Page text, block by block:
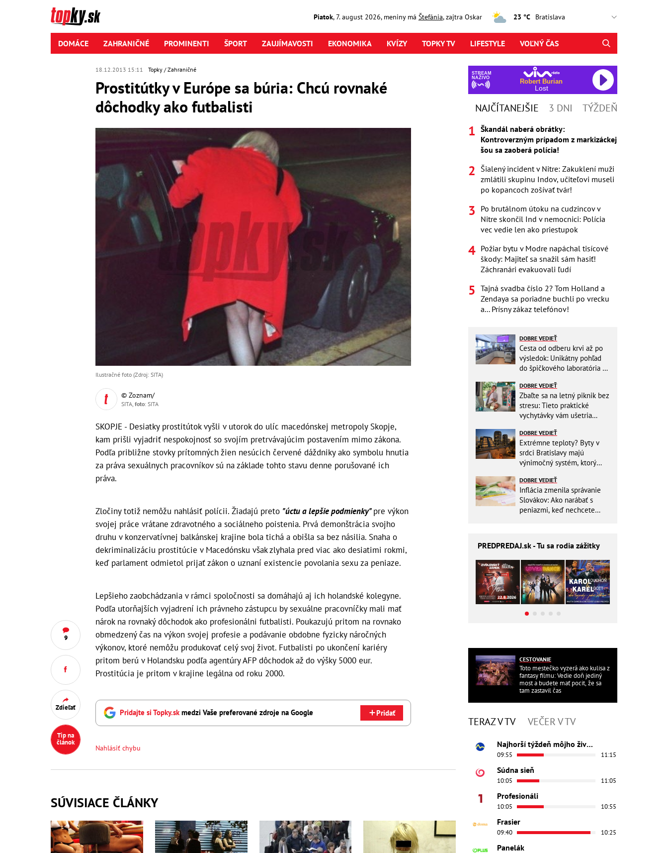
Piatok,7. august2026, meniny má Štefánia, zajtra Oskar 23 °C
DOMÁCE ZAHRANIČNÉ PROMINENTI ŠPORT ZAUJÍMAVOSTI EKONOMIKA KVÍZY TOPKY TV LIFESTYLE VOĽNÝ ČAS
18.12.2013 15:11 Topky Zahraničné
Prostitútky v Európe sa búria: Chcú rovnaké
dôchodky ako futbalisti
9
Zdieľať
Tip na
článok
Ilustračné foto (Zdroj: SITA)
© Zoznam/
SITA, foto: SITA
SKOPJE - Desiatky prostitútok vyšli v utorok do ulíc macedónskej metropoly Skopje,
kam prišli vyjadriť nespokojnosť so svojím pretrvávajúcim postavením mimo zákona.
Podľa približne stovky prítomných žien nesúcich červené dáždniky ako symbolu hnutia
za práva sexuálnych pracovníkov sú na základe tohto stavu denne porušované ich
práva.
Zločiny totiž nemôžu nahlásiť polícii. Žiadajú preto "úctu a lepšie podmienky"pre výkon
svojej práce vrátane zdravotného a sociálneho poistenia. Prvá demonštrácia svojho
druhu v konzervatívnej balkánskej krajine bola tichá a obišla sa bez násilia. Snaha o
dekriminalizáciu prostitúcie v Macedónsku však zlyhala pred viac ako desiatimi rokmi,
keď parlament odmietol prijať zákon o uznaní existencie povolania sexu za peniaze.
Lepšieho zaobchádzania v rámci spoločnosti sa domáhajú aj ich holandské kolegyne.
Podľa utorňajších vyjadrení ich právneho zástupcu by sexuálne pracovníčky mali mať
nárok na rovnaký dôchodok ako profesionálni futbalisti. Poukazujú pritom na rovnako
obmedzený čas na výkon svojej profesie a podávanie obdobne fyzicky náročných
výkonov, ktoré nemôžu produkovať celý svoj život. Futbalisti po ukončení kariéry
pritom berú v Holandsku podľa agentúry AFP dôchodok až do výšky 5000 eur.
Prostitúcia je pritom v krajine legálna od roku 2000.
Pridajte si Topky.skmedzi Vaše preferované zdroje na Google Pridať
Nahlásiť chybu
SÚVISIACE ČLÁNKY
STREAM
NAŽIVO
Robert Burian
Lost
NAJČÍTANEJŠIE 3 DNI TÝŽDEŇ
Škandál naberá obrátky:
Kontroverzným prípadom z markizáckej
šou sa zaoberá polícia!
Šialený incident v Nitre: Zakuklení muži
zmlátili skupinu Indov, učiteľovi museli
po kopancoch zošívať tvár!
Po brutálnom útoku na cudzincov v
Nitre skončil Ind v nemocnici: Polícia
vec vedie len ako priestupok
Požiar bytu v Modre napáchal tisícové
škody: Majiteľ sa snažil sám hasiť!
Záchranári evakuovali ľudí
Tajná svadba číslo 2? Tom Holland a
Zendaya sa poriadne buchli po vrecku
a... Prísny zákaz telefónov!
DOBRE VEDIEŤ
Cesta od odberu krvi až po
výsledok: Unikátny pohľad
do špičkového laboratória na
DOBRE VEDIEŤ
Zbaľte sa na letný piknik bez
stresu: Tieto praktické
vychytávky vám ušetria
DOBRE VEDIEŤ
Extrémne teploty? Byty v
srdci Bratislavy majú
výnimočný systém, ktorý
DOBRE VEDIEŤ
Inflácia zmenila správanie
Slovákov: Ako narábať s
peniazmi, keď nechcete
PREDPREDAJ.sk - Tu sa rodia zážitky
CESTOVANIE
Toto mestečko vyzerá ako kulisa z
fantasy filmu: Vedie doň jediný
most a budete mať pocit, že sa
tam zastavil čas
TERAZ V TV VEČER V TV
Najhorší týždeň môjho života
09:55 11:15
Súdna sieň
10:05 11:05
Profesionáli
10:05 10:55
Frasier
09:40 10:25
Panelák